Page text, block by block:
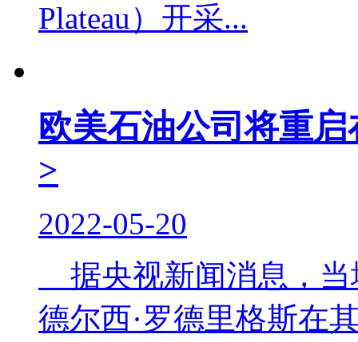
Plateau）开采...
欧美石油公司将重
>
2022-05-20
据央视新闻消息，当
德尔西·罗德里格斯在